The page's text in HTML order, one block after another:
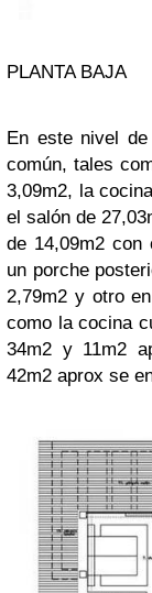
PLANTA BAJA
En este nivel
común, tales
3,09m2, la
el salón de
de 14,09m2 con
un porche
2,79m2 y otro
como la cocina
34m2 y 11m2
42m2 aprox se